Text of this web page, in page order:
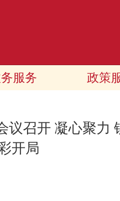
服务 政策
议召开 凝心聚力
开局